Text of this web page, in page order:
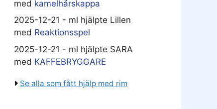
med kamelhårskappa
2025-12-21 - ml hjälpte Lillen
med Reaktionsspel
2025-12-21 - ml hjälpte SARA
med KAFFEBRYGGARE
Se alla som fått hjälp med rim